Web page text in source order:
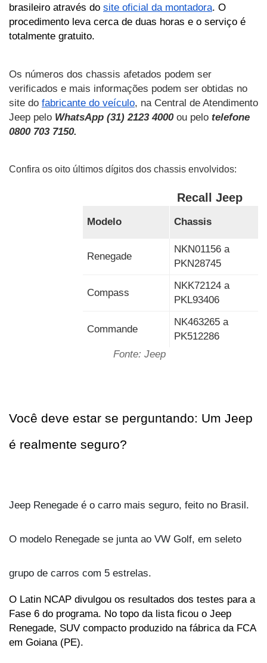
brasileiro através do site oficial da montadora. O
procedimento leva cerca de duas horas e o serviço é
totalmente gratuito.
Os números dos chassis afetados podem ser
verificados e mais informações podem ser obtidas no
site do fabricante do veículo, na Central de Atendimento
Jeep pelo WhatsApp (31) 2123 4000 ou pelo telefone
0800 703 7150.
Confira os oito últimos dígitos dos chassis envolvidos:
Recall Jeep
Modelo Chassis
Renegade
NKN01156 a
PKN28745
Compass
NKK72124 a
PKL93406
Commande
NK463265 a
PK512286
Fonte: Jeep
Você deve estar se perguntando: Um Jeep
é realmente seguro?
Jeep Renegade é o carro mais seguro, feito no Brasil.
O modelo Renegade se junta ao VW Golf, em seleto
grupo de carros com 5 estrelas.
O Latin NCAP divulgou os resultados dos testes para a
Fase 6 do programa. No topo da lista ficou o Jeep
Renegade, SUV compacto produzido na fábrica da FCA
em Goiana (PE).